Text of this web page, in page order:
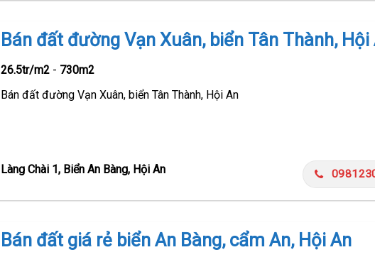
Bán đất đường Vạn Xuân, biển Tân Thành, Hội
26.5tr/m2 - 730m2
Bán đất đường Vạn Xuân, biển Tân Thành, Hội An
Làng Chài 1, Biển An Bàng, Hội An
Bán đất giá rẻ biển An Bàng, cẩm An, Hội An